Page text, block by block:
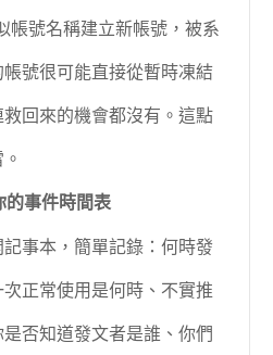
帳號名稱建立新帳號，被系
號很可能直接從暫時凍結
回來的機會都沒有。這點
的事件時間表
事本，簡單記錄：何時發
正常使用是何時、不實推
否知道發文者是誰、你們